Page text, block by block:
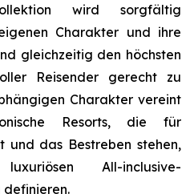
wird sorgfältig
Charakter und ihre
gleichzeitig den höchsten
Reisender gerecht zu
Charakter vereint
Resorts, die für
das Bestreben stehen,
All-inclusive-
definieren.